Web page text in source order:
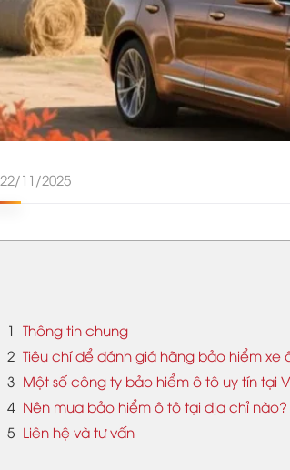
22/11/2025
1 Thông tin chung
2 Tiêu chí để đánh giá hãng bảo hiểm xe
3 Một số công ty bảo hiểm ô tô uy tín tại
4 Nên mua bảo hiểm ô tô tại địa chỉ nào?
5 Liên hệ và tư vấn